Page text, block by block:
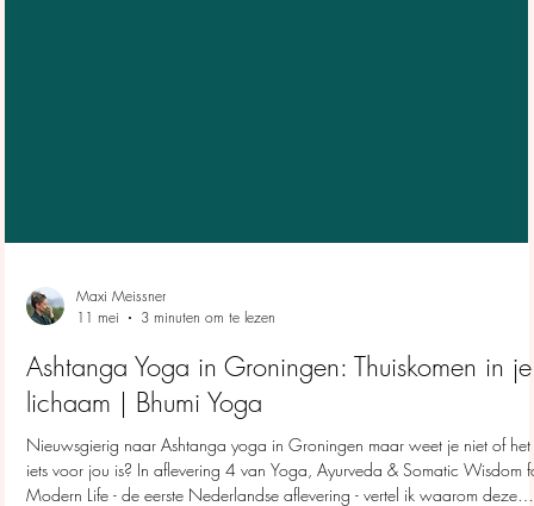
11 mei
3 minuten om te lezen
Ashtanga Yoga in Groningen: Thuiskomen in je
lichaam | Bhumi Yoga
Nieuwsgierig naar Ashtanga yoga in Groningen maar weet je niet of het